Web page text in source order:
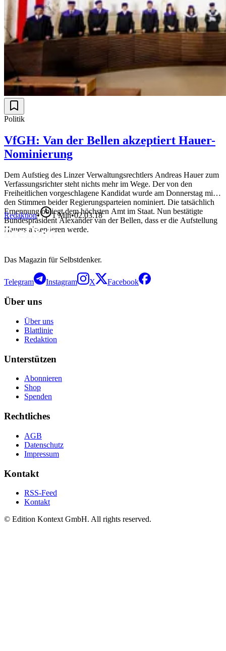
Politik
VfGH: Van der Bellen akzeptiert Hauer-
Nominierung
Dem Aufstieg des Linzer Verwaltungsrechtlers Andreas Hauer zum
Verfassungsrichter steht nichts mehr im Wege. Der von den
Freiheitlichen vorgeschlagene Kandidat wurde am Donnerstag mit
den Stimmen beider Regierungsparteien nominiert. Die tatsächlich
Ernennung obliegt dem höchsten Amt im Staat. Nun bestätigte
Bundespräsident Alexander van der Bellen, dass er die Aufstellung
Hauers akzeptieren werde.
Redaktion• 1Min•02.03.18
Das Magazin für Selbstdenker.
Telegram Instagram X Facebook
Über uns
Über uns
Blattlinie
Redaktion
Unterstützen
Abonnieren
Shop
Spenden
Rechtliches
AGB
Datenschutz
Impressum
Kontakt
RSS-Feed
Kontakt
© Edition Kontext GmbH. All rights reserved.